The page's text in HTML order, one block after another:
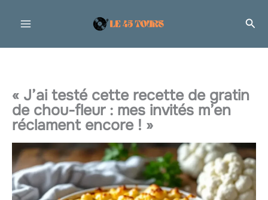
« J’ai testé cette recette de gratin
de chou-fleur : mes invités m’en
réclament encore ! »